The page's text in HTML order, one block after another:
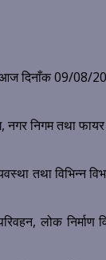
दिनाँक 09/08/
निगम तथा फायर
तथा विभिन्न
लोक निर्माण